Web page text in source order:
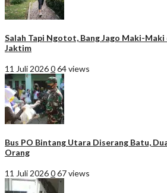
Salah Tapi Ngotot, Bang Jago Maki-
Jaktim
11 Juli 2026064 views
Bus PO Bintang Utara Diserang Batu,
Orang
11 Juli 2026067 views